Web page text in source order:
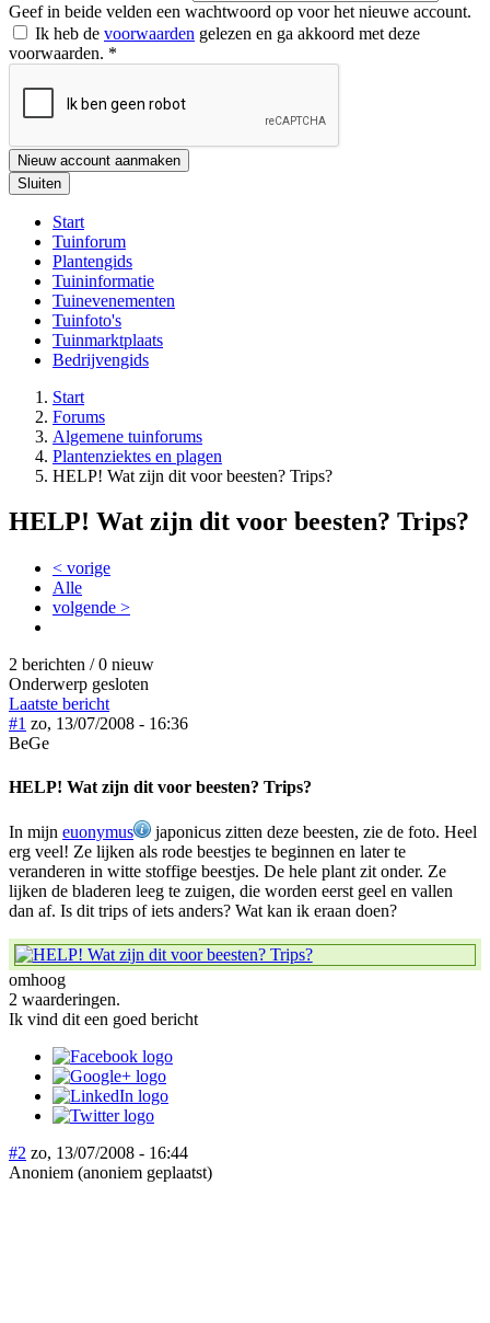
Geef in beide velden een wachtwoord op voor het nieuwe account.
Ik heb de voorwaarden gelezen en ga akkoord met deze
voorwaarden. *
Nieuw account aanmaken
Sluiten
Start
Tuinforum
Plantengids
Tuininformatie
Tuinevenementen
Tuinfoto's
Tuinmarktplaats
Bedrijvengids
Start
Forums
Algemene tuinforums
Plantenziektes en plagen
HELP! Wat zijn dit voor beesten? Trips?
HELP! Wat zijn dit voor beesten? Trips?
< vorige
Alle
volgende >
2 berichten / 0 nieuw
Onderwerp gesloten
Laatste bericht
#1 zo, 13/07/2008 - 16:36
BeGe
HELP! Wat zijn dit voor beesten? Trips?
In mijn euonymus
japonicus zitten deze beesten, zie de foto. Heel
erg veel! Ze lijken als rode beestjes te beginnen en later te
veranderen in witte stoffige beestjes. De hele plant zit onder. Ze
lijken de bladeren leeg te zuigen, die worden eerst geel en vallen
dan af. Is dit trips of iets anders? Wat kan ik eraan doen?
omhoog
2 waarderingen.
Ik vind dit een goed bericht
#2 zo, 13/07/2008 - 16:44
Anoniem (anoniem geplaatst)